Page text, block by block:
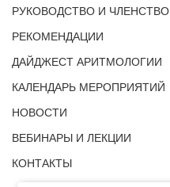
РУКОВОДСТВО И ЧЛЕНСТВО
РЕКОМЕНДАЦИИ
ДАЙДЖЕСТ АРИТМОЛОГИИ
КАЛЕНДАРЬ МЕРОПРИЯТИЙ
НОВОСТИ
ВЕБИНАРЫ И ЛЕКЦИИ
КОНТАКТЫ